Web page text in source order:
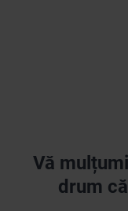
Vă
drum